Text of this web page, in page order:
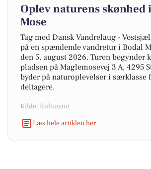
Oplev naturens skønhed
Mose
Tag med Dansk Vandrelaug -
på en spændende vandretur i Bodal
den 5. august 2026. Turen begynder
pladsen på Maglemosevej 3 A, 4295
byder på naturoplevelser i særklasse
deltagere.
Kilde: Kultunaut
Læs hele artiklen her